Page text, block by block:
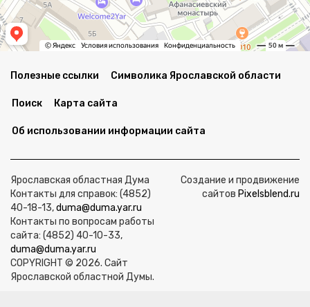
Полезные ссылки Символика Ярославской области
Поиск Карта сайта
Об использовании информации сайта
Ярославская областная Дума
Контакты для справок: (4852)
40-18-13,duma@duma.yar.ru
Контакты по вопросам работы
сайта: (4852) 40-10-33,
duma@duma.yar.ru
COPYRIGHT © 2026. Сайт
Ярославской областной Думы.
Создание и продвижение
сайтов Pixelsblend.ru